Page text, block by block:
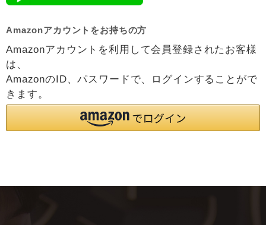
Amazonアカウントをお持ちの方
Amazonアカウントを利用して会員登録されたお客様
は、
AmazonのID、パスワードで、ログインすることがで
きます。